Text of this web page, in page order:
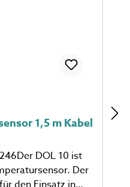
1,5 m Kabel
DOL 10 ist
Der